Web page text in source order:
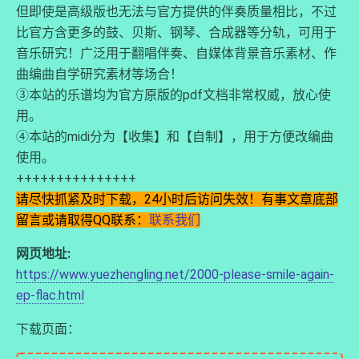
但即使是高级版也无法与官方提供的伴奏质量相比，不过
比官方含更多的鼓、贝斯、钢琴、合成器等分轨，可用于
音乐研究！广泛用于翻唱伴奏、自媒体背景音乐素材、作
曲编曲自学研究素材等场合！
③本站的乐谱均为官方原版的pdf文档非常权威，放心使
用。
④本站的midi分为【收集】和【自制】，用于方便改编曲
使用。
+++++++++++++++
请尽快抓紧及时下载，24小时后访问失效！有事文章底部
留言或请取得QQ联系： 联系我们
网页地址:
https://www.yuezhengling.net/2000-please-smile-again-
ep-flac.html
下载页面：